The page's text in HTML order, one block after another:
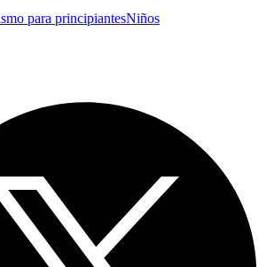
para principiantesNiños